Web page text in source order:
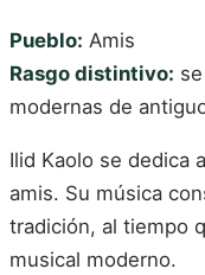
Pueblo: Amis
Rasgo distintivo:
modernas de
Ilid Kaolo se dedica
amis. Su música
tradición, al tiempo
musical moderno.